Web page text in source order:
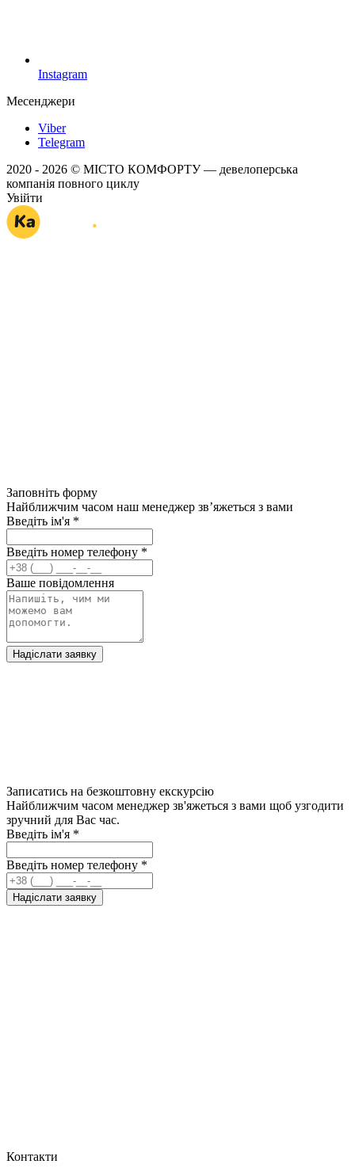
Instagram
Месенджери
Viber
Telegram
2020 - 2026 © МІСТО КОМФОРТУ — девелоперська
компанія повного циклу
Увійти
Заповніть форму
Найближчим часом наш менеджер зв’яжеться з вами
Введіть ім'я *
Введіть номер телефону *
Ваше повідомлення
Надіслати заявку
Записатись на безкоштовну екскурсію
Найближчим часом менеджер зв'яжеться з вами щоб узгодити
зручний для Вас час.
Введіть ім'я *
Введіть номер телефону *
Надіслати заявку
Контакти